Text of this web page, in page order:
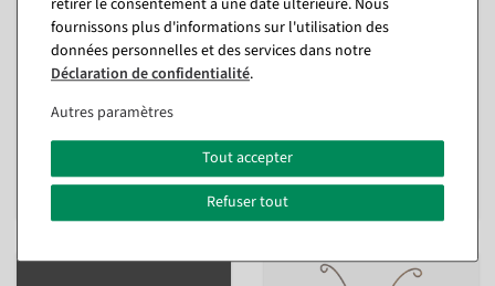
Flamant rose, hauteur 90
intérieur
Disponible immédiatement
89,19 €
Flamant rose, hauteur 110
117,81 €
99,00 EUR hors TVA
retirer le consentement à une date ultérieure. Nous
fournissons plus d'informations sur l'utilisation des
données personnelles et des services dans notre
Déclaration de confidentialité.
Autres paramètres
Tout accepter
Refuser tout